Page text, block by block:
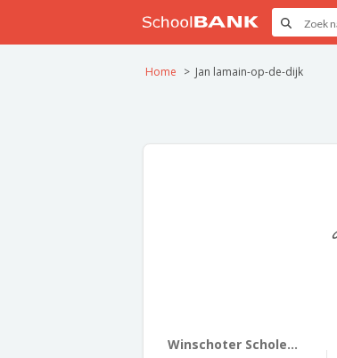
Home Jan lamain-op-de-dijk
Winschoter Schole...